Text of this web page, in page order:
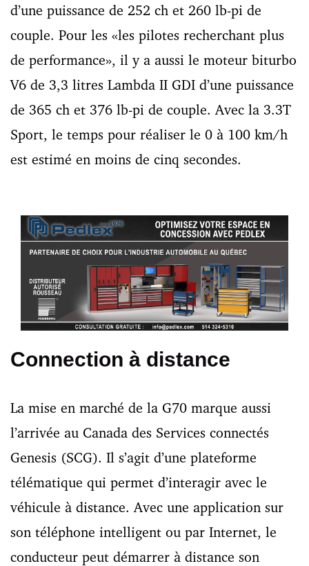
d’une puissance de 252 ch et 260 lb-pi de
couple. Pour les «les pilotes recherchant plus
de performance», il y a aussi le moteur biturbo
V6 de 3,3 litres Lambda II GDI d’une puissance
de 365 ch et 376 lb-pi de couple. Avec la 3.3T
Sport, le temps pour réaliser le 0 à 100 km/h
est estimé en moins de cinq secondes.
Connection à distance
La mise en marché de la G70 marque aussi
l’arrivée au Canada des Services connectés
Genesis (SCG). Il s’agit d’une plateforme
télématique qui permet d’interagir avec le
véhicule à distance. Avec une application sur
son téléphone intelligent ou par Internet, le
conducteur peut démarrer à distance son